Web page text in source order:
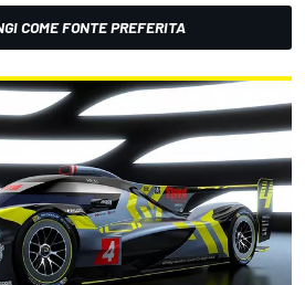
COME FONTE PREFERITA